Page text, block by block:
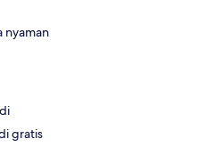
nyaman
gratis